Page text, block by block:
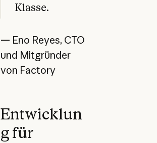
Klasse.
— Eno Reyes, CTO
und Mitgründer
von Factory
Entwicklun
g für